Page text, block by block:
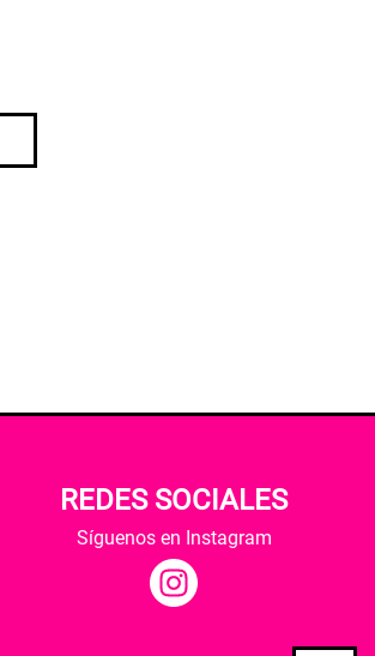
REDES SOCIALES
Síguenos en Instagram